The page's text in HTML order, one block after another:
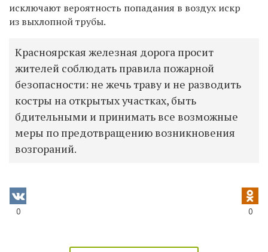
исключают вероятность попадания в воздух искр
из выхлопной трубы.
Красноярская железная дорога просит
жителей соблюдать правила пожарной
безопасности: не жечь траву и не разводить
костры на открытых участках, быть
бдительными и принимать все возможные
меры по предотвращению возникновения
возгораний.
0 0